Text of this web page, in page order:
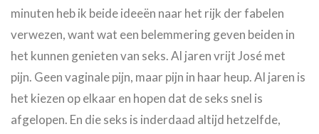
minuten heb ik beide ideeën naar het rijk der fabelen
verwezen, want wat een belemmering geven beiden in
het kunnen genieten van seks. Al jaren vrijt José met
pijn. Geen vaginale pijn, maar pijn in haar heup. Al jaren is
het kiezen op elkaar en hopen dat de seks snel is
afgelopen. En die seks is inderdaad altijd hetzelfde,